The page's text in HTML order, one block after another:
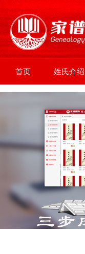
首页 姓氏介绍